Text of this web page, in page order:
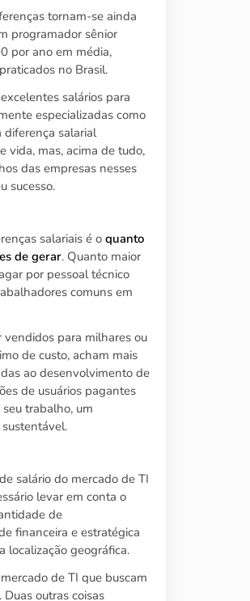
tornam-se ainda
programador sênior
por ano em média,
no Brasil.
salários para
especializadas como
diferença salarial
vida, mas, acima de tudo,
das empresas nesses
sucesso.
salariais é oquanto
de gerar. Quanto maior
por pessoal técnico
comuns em
vendidos para milhares ou
de custo, acham mais
ao desenvolvimento de
de usuários pagantes
trabalho, um
salário do mercado de TI
levar em conta o
de
financeira e estratégica
localização geográfica.
de TI que buscam
outras coisas